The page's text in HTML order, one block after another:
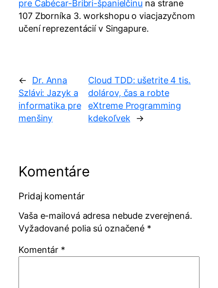
pre Cabécar-Bribri-španielčinu na strane
107 Zborníka 3. workshopu o viacjazyčnom
učení reprezentácií v Singapure.
←
Dr. Anna
Szlávi: Jazyk a
informatika pre
menšiny
Cloud TDD: ušetrite 4 tis.
dolárov, čas a robte
eXtreme Programming
kdekoľvek
→
Komentáre
Pridaj komentár
Vaša e-mailová adresa nebude zverejnená.
Vyžadované polia sú označené *
Komentár *